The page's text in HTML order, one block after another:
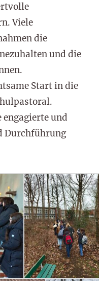
Viele
die
und die
Start in die
und
Durchführung